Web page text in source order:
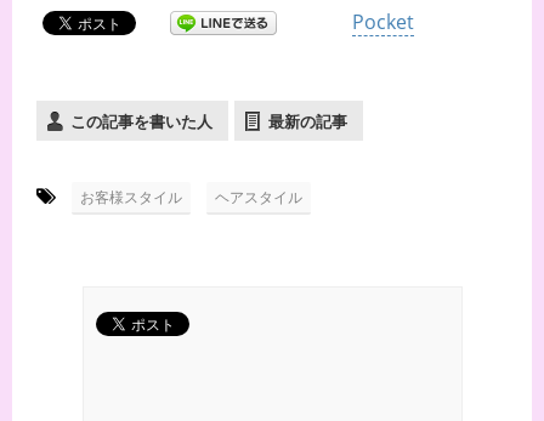
Pocket
この記事を書いた人 最新の記事
お客様スタイル ヘアスタイル